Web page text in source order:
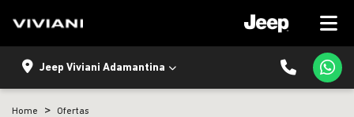
Jeep Viviani Adamantina
Home Ofertas